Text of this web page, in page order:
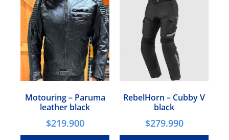
Motouring – Paruma
leather black
$219.900
RebelHorn – Cubby V
black
$279.990